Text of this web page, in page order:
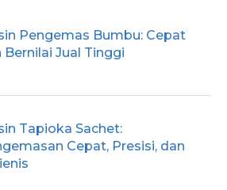
Pengemas Bumbu: Cepat
Bernilai Jual Tinggi
Tapioka Sachet:
Cepat, Presisi, dan